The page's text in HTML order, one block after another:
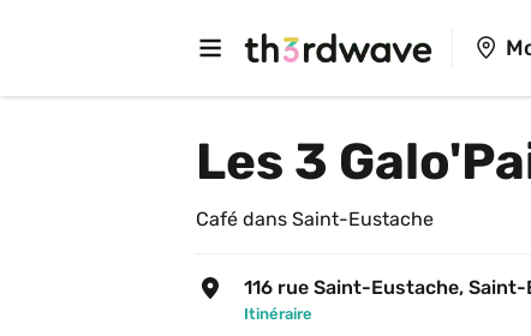
Les 3
Café dans Saint-Eustache
116 rue Saint-Eustache,
Itinéraire